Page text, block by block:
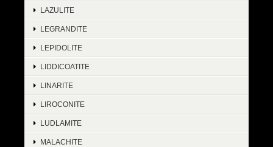
LAZULITE
LEGRANDITE
LEPIDOLITE
LIDDICOATITE
LINARITE
LIROCONITE
LUDLAMITE
MALACHITE